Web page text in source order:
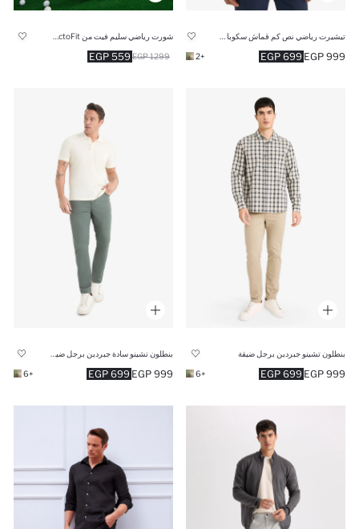
تيشيرت رياضي نص كم قماش سكوبا قصة عادية من DeFactoFit
699 EGP 999 EGP
+2
شورت رياضي سليم فيت من DeFactoFit
559 EGP 1299 EGP
بنطلون تشينو جبردين برجل ضيقة
699 EGP 999 EGP
+6
699 EGP 999 EGP
+6